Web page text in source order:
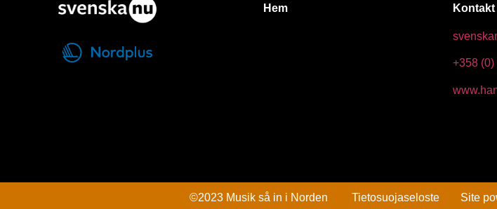
Hem Kontakt
+358
©2023 Musik så in i Norden Tietosuojaseloste Site